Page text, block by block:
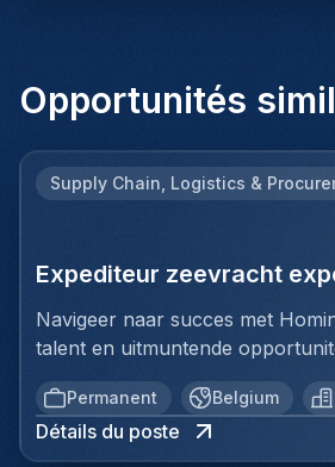
Opportunités
Supply Chain, Logistics &
Expediteur zeevracht
Navigeer naar succes met
talent en uitmuntende
arbeidsmarkt. Als voorloper in
matchen we toptalent met
sectoren. Met onze expertise en
we naar duurzame relaties en
Permanent Belgium
Détails du poste